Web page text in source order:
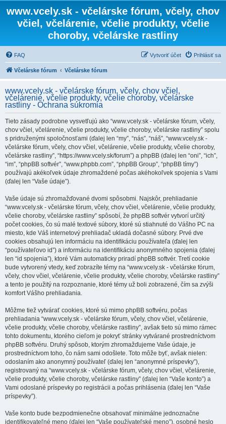
www.vcely.sk - včelárske fórum, včely, chov
včiel, včelárenie, včelie produkty, včelie
choroby, včelárske rastliny
FAQ Prihlásiť sa
Vytvoriť účet
Včelárske fórum Včelárske fórum
www.vcely.sk - včelárske fórum, včely, chov včiel,
včelárenie, včelie produkty, včelie choroby, včelárske
rastliny - Ochrana súkromia
Tieto zásady podrobne vysvetľujú ako “www.vcely.sk - včelárske fórum, včely,
chov včiel, včelárenie, včelie produkty, včelie choroby, včelárske rastliny” spolu
s pridruženými spoločnosťami (ďalej len “my”, “nás”, “náš”, “www.vcely.sk -
včelárske fórum, včely, chov včiel, včelárenie, včelie produkty, včelie choroby,
včelárske rastliny”, “https://www.vcely.sk/forum”) a phpBB (ďalej len “oni”, “ich”,
“im”, “phpBB softvér”, “www.phpbb.com”, “phpBB Group”, “phpBB tímy”)
používajú akékoľvek údaje zhromaždené počas akéhokoľvek spojenia s Vami
(ďalej len “Vaše údaje”).
Vaše údaje sú zhromažďované dvomi spôsobmi. Najskôr, prehliadanie
“www.vcely.sk - včelárske fórum, včely, chov včiel, včelárenie, včelie produkty,
včelie choroby, včelárske rastliny” spôsobí, že phpBB softvér vytvorí určitý
počet cookies, čo sú malé textové súbory, ktoré sú stiahnuté do Vášho PC na
miesto, kde Váš internetový prehliadač ukladá dočasné súbory. Prvé dve
cookies obsahujú len informáciu na identifikáciu používateľa (ďalej len
“používateľovo id”) a informáciu na identifikáciu anonymného spojenia (ďalej
len “id spojenia”), ktoré Vám automaticky priradí phpBB softvér. Tretí cookie
bude vytvorený vtedy, keď zobrazíte témy na “www.vcely.sk - včelárske fórum,
včely, chov včiel, včelárenie, včelie produkty, včelie choroby, včelárske rastliny”
a tento je použitý na rozpoznanie, ktoré témy už boli zobrazené, čím sa zvýši
komfort Vášho prehliadania.
Môžme tiež vytvárať cookies, ktoré sú mimo phpBB softvéru, počas
prehliadania “www.vcely.sk - včelárske fórum, včely, chov včiel, včelárenie,
včelie produkty, včelie choroby, včelárske rastliny”, avšak tieto sú mimo rámec
tohto dokumentu, ktorého cieľom je pokryť stránky vytvárané prostredníctvom
phpBB softvéru. Druhý spôsob, ktorým zhromažďujeme Vaše údaje, je
prostredníctvom toho, čo nám sami odošlete. Toto môže byť, avšak nielen:
odoslaním ako anonymný používateľ (ďalej len “anonymné príspevky”),
registrovaný na “www.vcely.sk - včelárske fórum, včely, chov včiel, včelárenie,
včelie produkty, včelie choroby, včelárske rastliny” (ďalej len “Vaše konto”) a
Vami odoslané príspevky po registrácii a počas prihlásenia (ďalej len “Vaše
príspevky”).
Vaše konto bude bezpodmienečne obsahovať minimálne jednoznačne
identifikovateľné meno (ďalej len “Vaše používateľské meno”), osobné heslo